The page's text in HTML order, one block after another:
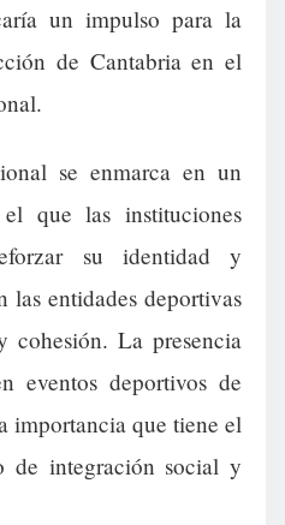
un impulso para la
de Cantabria en el
se enmarca en un
que las instituciones
su identidad y
las entidades deportivas
cohesión. La presencia
eventos deportivos de
importancia que tiene el
de integración social y